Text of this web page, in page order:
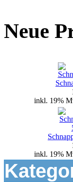
Neue
inkl. 19%
inkl. 19%